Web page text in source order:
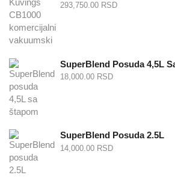
293,750.00 RSD
SuperBlend Posuda 4,5L
18,000.00 RSD
SuperBlend Posuda 2.5L
14,000.00 RSD